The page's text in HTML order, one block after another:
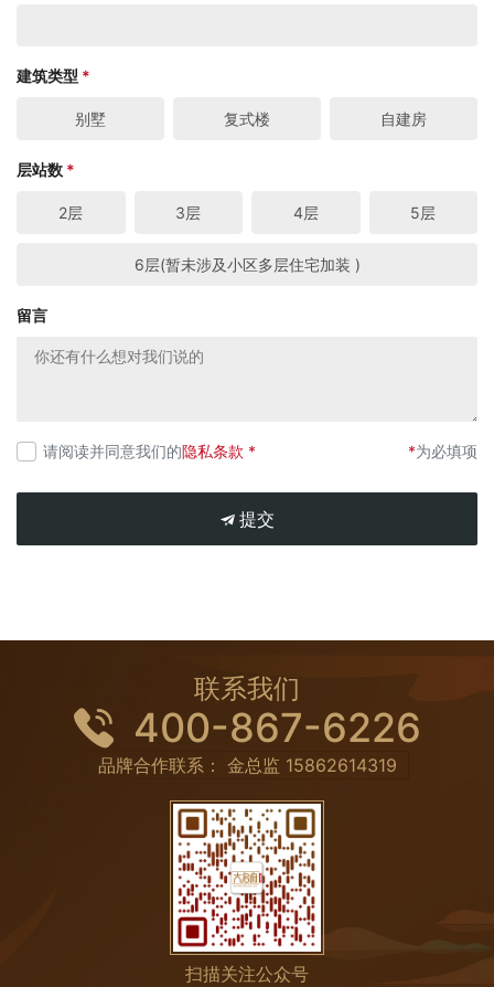
建筑类型 *
别墅 复式楼 自建房
层站数 *
2层 3层 4层 5层
6层(暂未涉及小区多层住宅加装 )
留言
请阅读并同意我们的隐私条款 * *为必填项
提交
联系我们
400-867-6226
品牌合作联系： 金总监 15862614319
扫描关注公众号